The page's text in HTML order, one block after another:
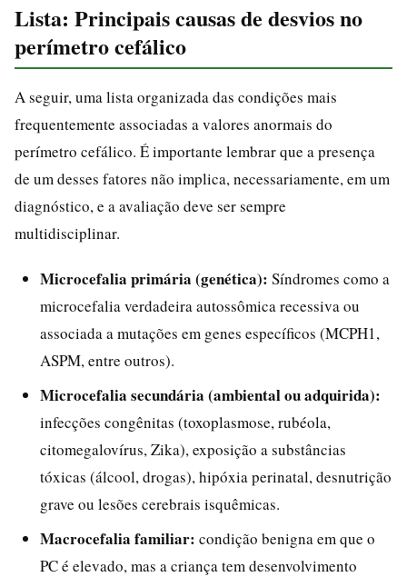
Lista: Principais causas de desvios no
perímetro cefálico
A seguir, uma lista organizada das condições mais
frequentemente associadas a valores anormais do
perímetro cefálico. É importante lembrar que a presença
de um desses fatores não implica, necessariamente, em um
diagnóstico, e a avaliação deve ser sempre
multidisciplinar.
Microcefalia primária (genética): Síndromes como a
microcefalia verdadeira autossômica recessiva ou
associada a mutações em genes específicos (MCPH1,
ASPM, entre outros).
Microcefalia secundária (ambiental ou adquirida):
infecções congênitas (toxoplasmose, rubéola,
citomegalovírus, Zika), exposição a substâncias
tóxicas (álcool, drogas), hipóxia perinatal, desnutrição
grave ou lesões cerebrais isquêmicas.
Macrocefalia familiar: condição benigna em que o
PC é elevado, mas a criança tem desenvolvimento